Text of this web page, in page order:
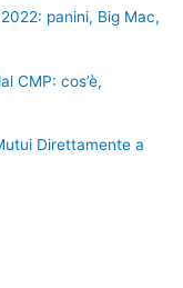
panini, Big Mac,
CMP: cos’è,
Direttamente a